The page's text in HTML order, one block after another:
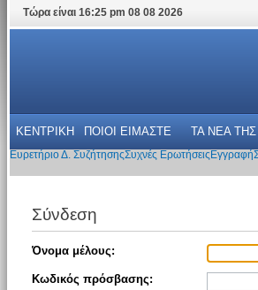
Τώρα είναι 16:25 pm 08 08 2026
ΚΕΝΤΡΙΚΗ ΠΟΙΟΙ ΕΙΜΑΣΤΕ ΤΑ ΝΕΑ THΣ
Ευρετήριο Δ. ΣυζήτησηςΣυχνές Ερωτήσεις Εγγραφή
Σύνδεση
Όνομα μέλους:
Κωδικός πρόσβασης: